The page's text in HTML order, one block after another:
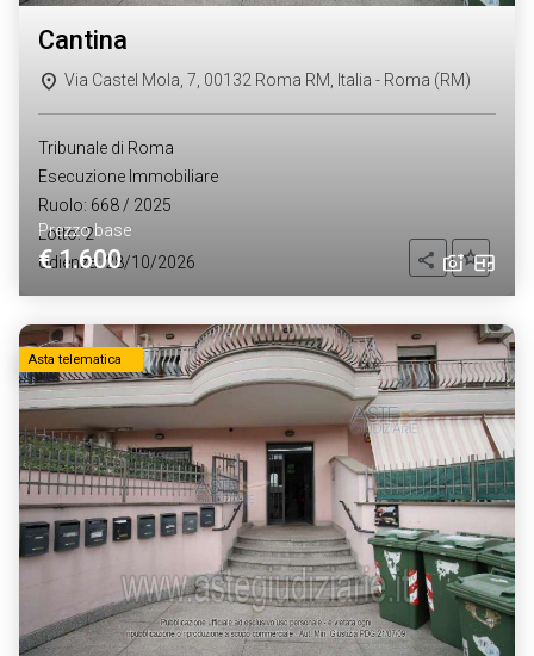
Prezzo base
€ 1.600
cantina
Via Castel Mola, 7, 00132 Roma RM, Italia - Roma (RM)
Tribunale di Roma
Esecuzione Immobiliare
Ruolo: 668 / 2025
Lotto: 2
Udienza: 28/10/2026
Condividi
Asta telematica